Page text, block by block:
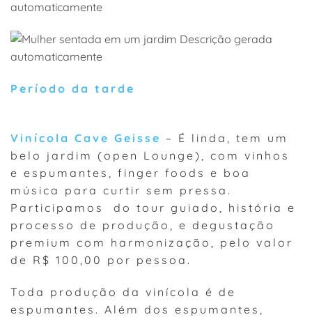
Período da tarde
Vinícola Cave Geisse – É linda, tem um
belo jardim (open Lounge), com vinhos
e espumantes, finger foods e boa
música para curtir sem pressa.
Participamos do tour guiado, história e
processo de produção, e degustação
premium com harmonização, pelo valor
de R$ 100,00 por pessoa.
Toda produção da vinícola é de
espumantes. Além dos espumantes,